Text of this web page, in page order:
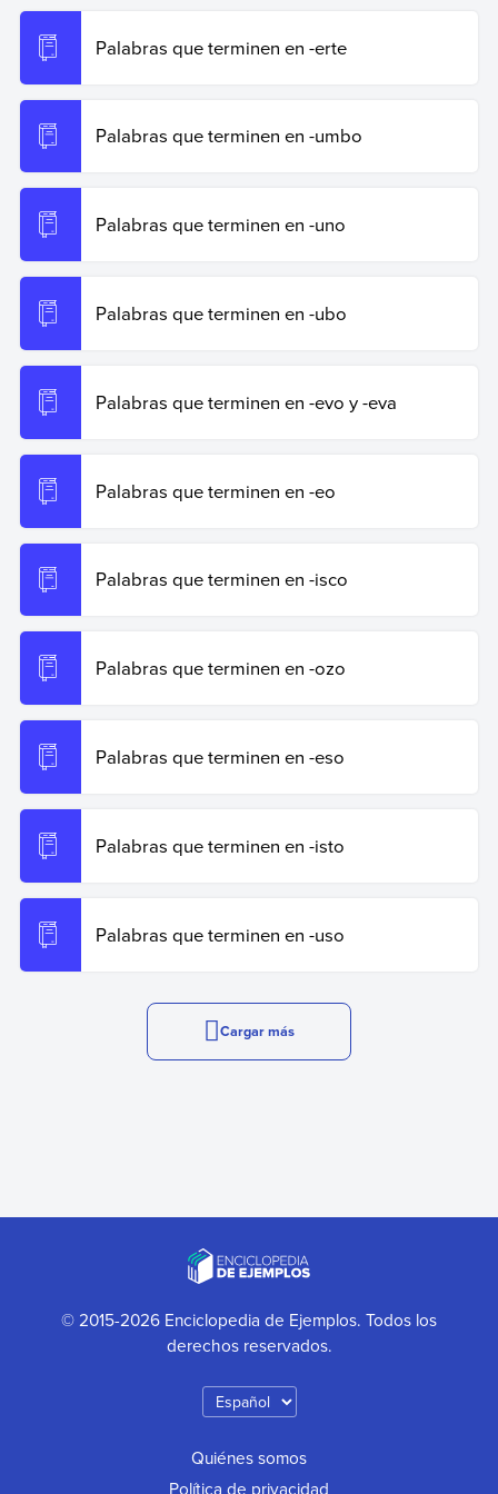
Palabras que terminen en -erte
Palabras que terminen en -umbo
Palabras que terminen en -uno
Palabras que terminen en -ubo
Palabras que terminen en -evo y -eva
Palabras que terminen en -eo
Palabras que terminen en -isco
Palabras que terminen en -ozo
Palabras que terminen en -eso
Palabras que terminen en -isto
Palabras que terminen en -uso
Cargar más
© 2015-2026 Enciclopedia de Ejemplos. Todos los
derechos reservados.
Quiénes somos
Política de privacidad